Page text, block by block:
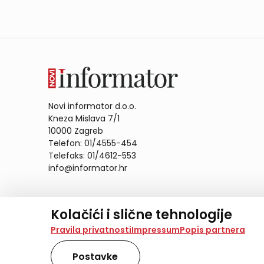
Kolačići i slične tehnologije
Na našoj web stranici koristimo kolačiće i slične
analiziramo promet na stranici te prikazujemo
također koriste ove tehnologije.
Pravila privatnostiImpressumPopis partnera
Postavke
Novi informator d.o.o.
Kneza Mislava 7/1
10000 Zagreb
Telefon: 01/4555-454
Telefaks: 01/4612-553
info@informator.hr